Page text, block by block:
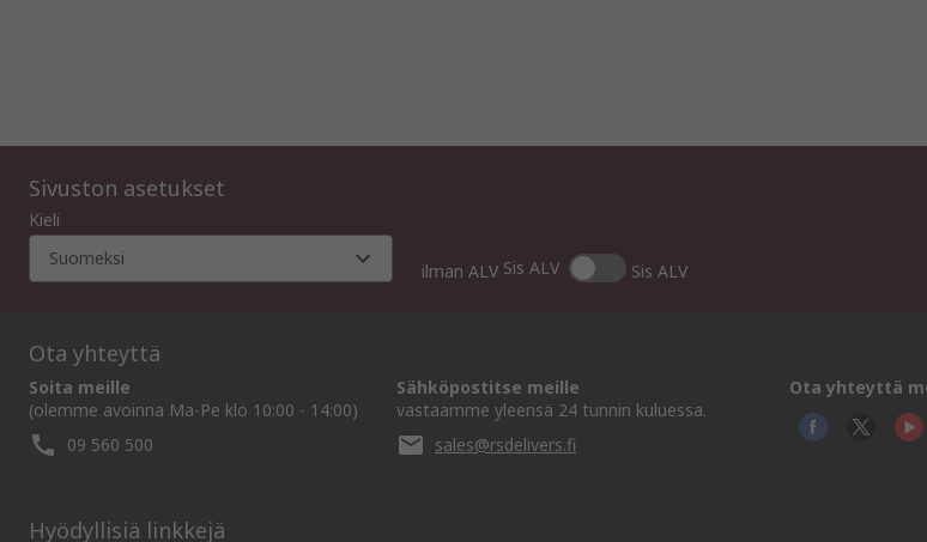
Sivuston asetukset
Kieli
Suomeksi
ilman ALV Sis ALV Sis ALV
Ota yhteyttä
Soita meille
(olemme avoinna Ma-Pe klo 10:00 - 14:00)
09 560 500
Sähköpostitse meille
vastaamme yleensä 24 tunnin kuluessa.
sales@rsdelivers.fi
Ota yhteyttä
Hyödyllisiä linkkejä